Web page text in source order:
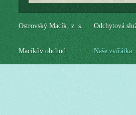
Ostrovský Macík‚ z. s. Odchytová
Macíkův obchod Naše zvířátka